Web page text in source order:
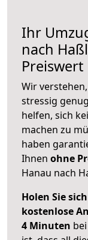
Ihr
nach
Preiswert
Wir
stressig
helfen, sich
machen zu
haben
Ihnen ohne
Hanau nach
Holen Sie
kostenlose
4 Minuten